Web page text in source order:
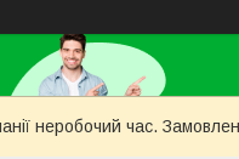
неробочий час.